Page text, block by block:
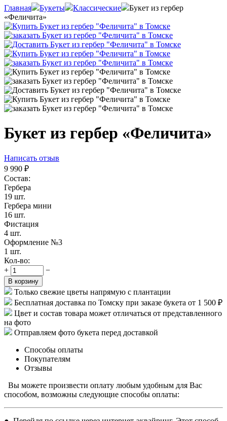
Главная Букеты Классические
Букет из гербер
«Феличита»
Букет из гербер «Феличита»
Написать отзыв
9 990 ₽
Состав:
Гербера
19 шт.
Гербера мини
16 шт.
Фистация
4 шт.
Оформление №3
1 шт.
Кол-во:
+
−
В корзину
Только свежие цветы напрямую с плантации
Бесплатная доставка по Томску при заказе букета от 1 500 ₽
Цвет и состав товара может отличаться от представленного
на фото
Отправляем фото букета перед доставкой
Способы оплаты
Покупателям
Отзывы
Вы можете произвести оплату любым удобным для Вас
способом, возможны следующие способы оплаты: